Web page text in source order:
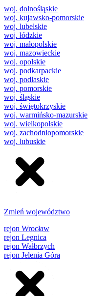
woj. dolnośląskie
woj. kujawsko-pomorskie
woj. lubelskie
woj. łódzkie
woj. małopolskie
woj. mazowieckie
woj. opolskie
woj. podkarpackie
woj. podlaskie
woj. pomorskie
woj. śląskie
woj. świętokrzyskie
woj. warmińsko-mazurskie
woj. wielkopolskie
woj. zachodniopomorskie
woj. lubuskie
Zmień województwo
rejon Wrocław
rejon Legnica
rejon Wałbrzych
rejon Jelenia Góra